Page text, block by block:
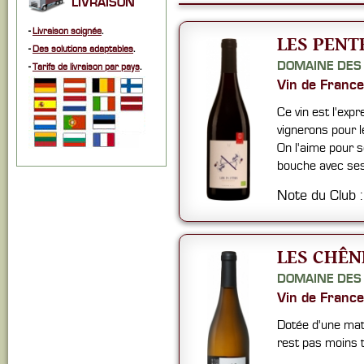
-Livraison soignée.
-Des solutions adaptables.
-Tarifs de livraison par pays.
LES
DOMAINE
Vin de France
Ce vin est
vignerons pour
On l'aime pour
bouche avec
Note du Club
LES
DOMAINE
Vin de France
Dotée d'une
rest pas moins